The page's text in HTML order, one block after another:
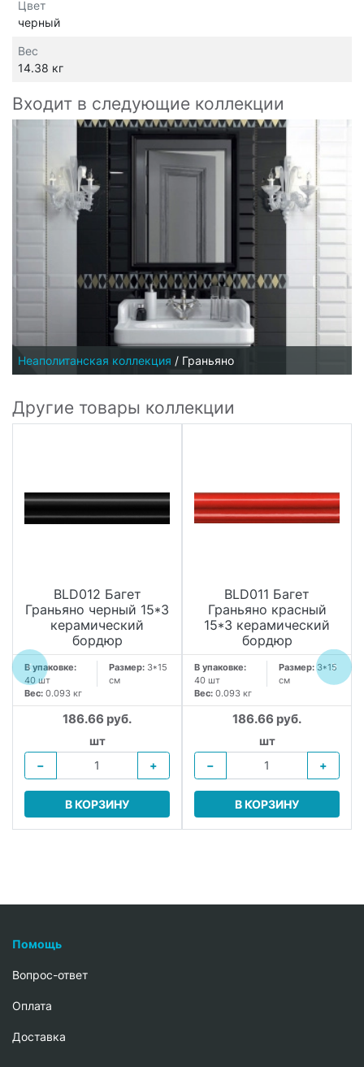
Цвет
черный
Вес
14.38 кг
Входит в следующие коллекции
Неаполитанская коллекция / Граньяно
Другие товары коллекции
BLD012 Багет
Граньяно черный 15*3
керамический
бордюр
В упаковке:
40 шт
Размер: 3*15
см
Вес: 0.093 кг
186.66 руб.
шт
−
+
В КОРЗИНУ
BLD011 Багет
Граньяно красный
15*3 керамический
бордюр
В упаковке:
40 шт
Размер:3*15
см
Вес: 0.093 кг
186.66 руб.
шт
−
+
В КОРЗИНУ
Помощь
Вопрос-ответ
Oплата
Доставка